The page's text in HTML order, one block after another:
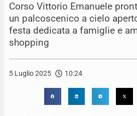
Corso Vittorio Emanuele
un palcoscenico a cielo
festa dedicata a famiglie e
shopping
5 Luglio 2025 10:24